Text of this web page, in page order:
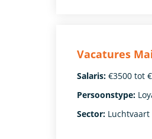
Vacatures
Salaris: €3500 tot
Persoonstype:
Sector: Luchtvaart